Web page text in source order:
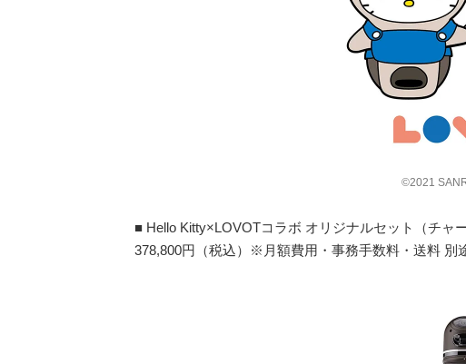
©2021
■ Hello Kitty×LOVOTコラボ オリジナルセット（チャー
378,800円（税込）※月額費用・事務手数料・送料 別